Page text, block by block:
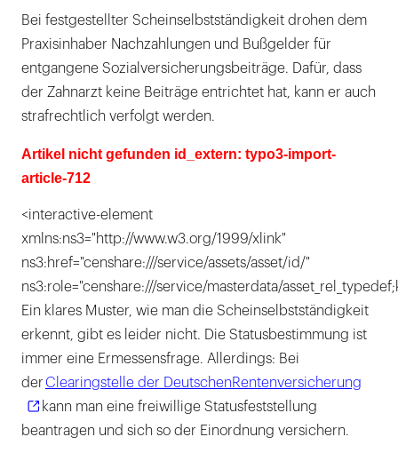
Bei festgestellter Scheinselbstständigkeit drohen dem
Praxisinhaber Nachzahlungen und Bußgelder für
entgangene Sozialversicherungsbeiträge. Dafür, dass
der Zahnarzt keine Beiträge entrichtet hat, kann er auch
strafrechtlich verfolgt werden.
Artikel nicht gefunden id_extern: typo3-import-
article-712
<interactive-element
xmlns:ns3="http://www.w3.org/1999/xlink"
ns3:href="censhare:///service/assets/asset/id/"
ns3:role="censhare:///service/masterdata/
Ein klares Muster, wie man die Scheinselbstständigkeit
erkennt, gibt es leider nicht. Die Statusbestimmung ist
immer eine Ermessensfrage. Allerdings: Bei
derClearingstelle der DeutschenRentenversicherung
kann man eine freiwillige Statusfeststellung
beantragen und sich so der Einordnung versichern.